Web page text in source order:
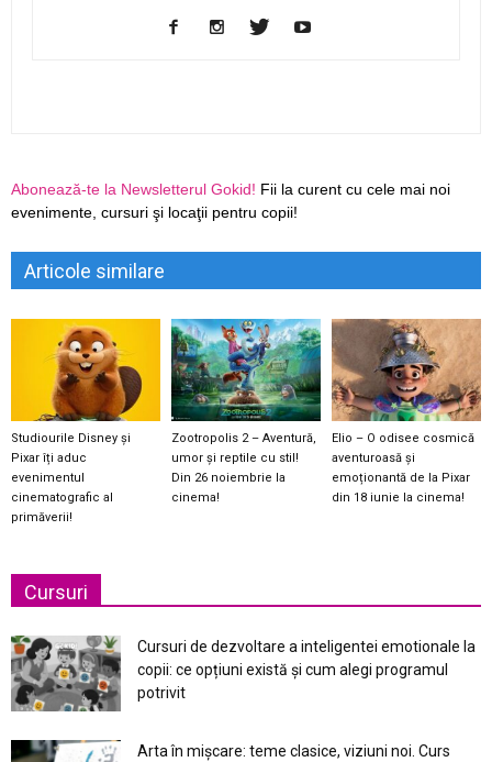
Abonează-te la Newsletterul Gokid! Fii la curent cu cele mai noi
evenimente, cursuri şi locaţii pentru copii!
Articole similare
Studiourile Disney și
Pixar îți aduc
evenimentul
cinematografic al
primăverii!
Zootropolis 2 – Aventură,
umor și reptile cu stil!
Din 26 noiembrie la
cinema!
Elio – O odisee cosmică
aventuroasă și
emoționantă de la Pixar
din 18 iunie la cinema!
Cursuri
Cursuri de dezvoltare a inteligentei emotionale la
copii: ce opțiuni există și cum alegi programul
potrivit
Arta în mișcare: teme clasice, viziuni noi. Curs